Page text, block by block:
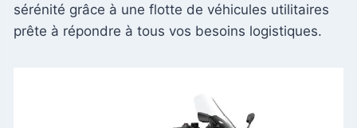
sérénité grâce à une flotte de véhicules utilitaires
prête à répondre à tous vos besoins logistiques.